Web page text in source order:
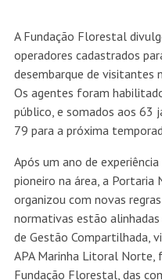
A Fundação Florestal
operadores cadastrados
desembarque de visitantes
Os agentes foram
público, e somados aos 63
79 para a próxima
Após um ano de
pioneiro na área, a
organizou com novas
normativas estão
de Gestão Compartilhada,
APA Marinha Litoral Norte,
Fundação Florestal, das